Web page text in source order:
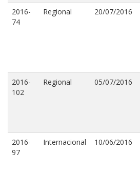
2016-
74
Regional 20/07/2016
2016-
102
Regional 05/07/2016
2016-
97
Internacional 10/06/2016